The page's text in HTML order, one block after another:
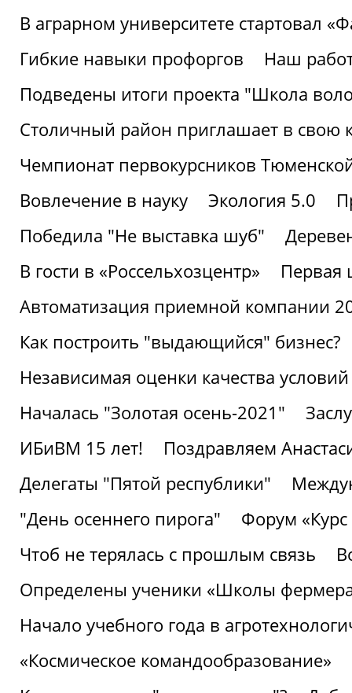
В аграрном университете стартовал
Гибкие навыки профоргов
Наш
Подведены итоги проекта "Школа
Столичный район приглашает в свою
Чемпионат первокурсников
Вовлечение в науку
Экология 5.0
Победила "Не выставка шуб"
В гости в «Россельхозцентр»
Первая
Автоматизация приемной компании
Как построить "выдающийся" бизнес?
Независимая оценки качества
Началась "Золотая осень-2021"
ИБиВМ 15 лет!
Поздравляем
Делегаты "Пятой республики"
"День осеннего пирога"
Форум «Курс
Чтоб не терялась с прошлым связь
Определены ученики «Школы
Начало учебного года в
«Космическое командообразование»